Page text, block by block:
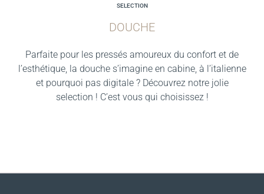
SELECTION
DOUCHE
Parfaite pour les pressés amoureux du confort et de
l’esthétique, la douche s’imagine en cabine, à l’italienne
et pourquoi pas digitale ? Découvrez notre jolie
selection ! C’est vous qui choisissez !